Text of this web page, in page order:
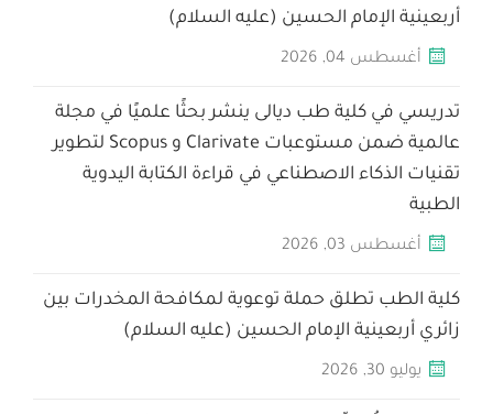
الإمام الحسين (عليه السلام)
04
,
2026
كلية طب ديالى ينشر بحثًا علميًا في مجلة
عالمية ضمن مستوعبات Clarivate و Scopus لتطوير
الاصطناعي في قراءة الكتابة اليدوية
03
,
2026
تطلق حملة توعوية لمكافحة المخدرات بين
الإمام الحسين (عليه السلام)
2026